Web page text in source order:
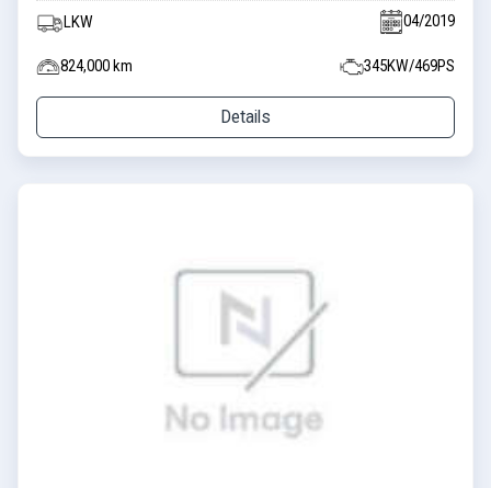
LKW 04/2019
824,000 km 345KW/469PS
Details